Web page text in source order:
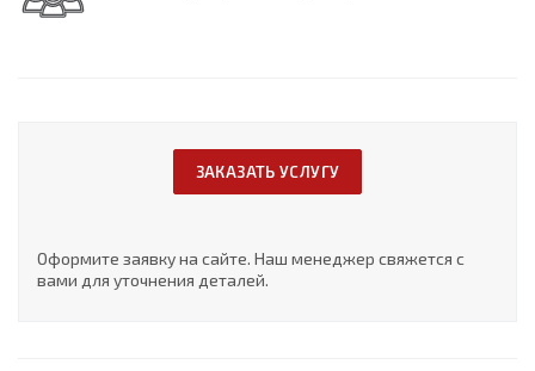
ЗАКАЗАТЬ УСЛУГУ
Оформите заявку на сайте. Наш менеджер свяжется с
вами для уточнения деталей.